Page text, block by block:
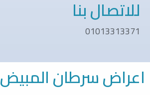
للاتصال بنا
01013313371
اعراض سرطان المبيض